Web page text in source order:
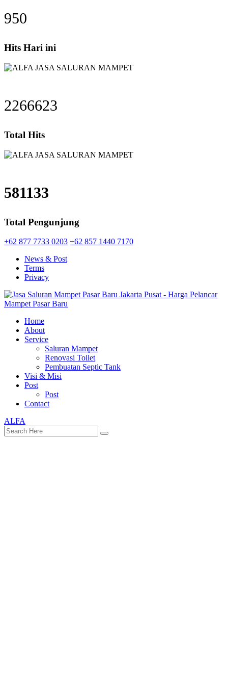
950
Hits Hari ini
2266623
Total Hits
581133
Total Pengunjung
+62 877 7733 0203 +62 857 1440 7170
News & Post
Terms
Privacy
Home
About
Service
Saluran Mampet
Renovasi Toilet
Pembuatan Septic Tank
Visi & Misi
Post
Post
Contact
ALFA